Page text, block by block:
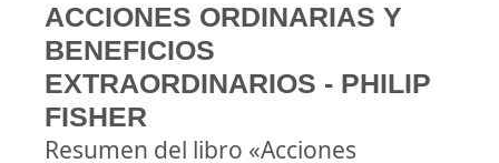
ACCIONES ORDINARIAS Y
BENEFICIOS
EXTRAORDINARIOS - PHILIP
FISHER
Resumen del libro «Acciones